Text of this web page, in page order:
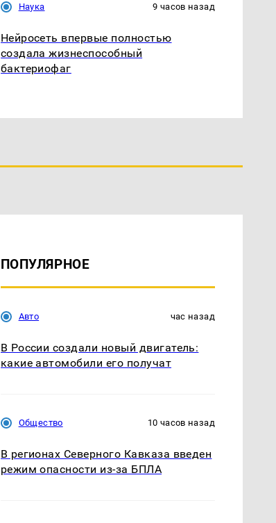
Наука 9 часов назад
Нейросеть впервые полностью
создала жизнеспособный
бактериофаг
ПОПУЛЯРНОЕ
Авто час назад
В России создали новый двигатель:
какие автомобили его получат
Общество 10 часов назад
В регионах Северного Кавказа введен
режим опасности из-за БПЛА